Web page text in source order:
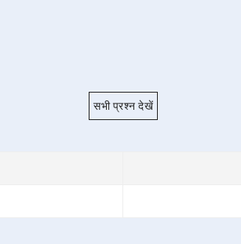
सभी प्रश्न देखें